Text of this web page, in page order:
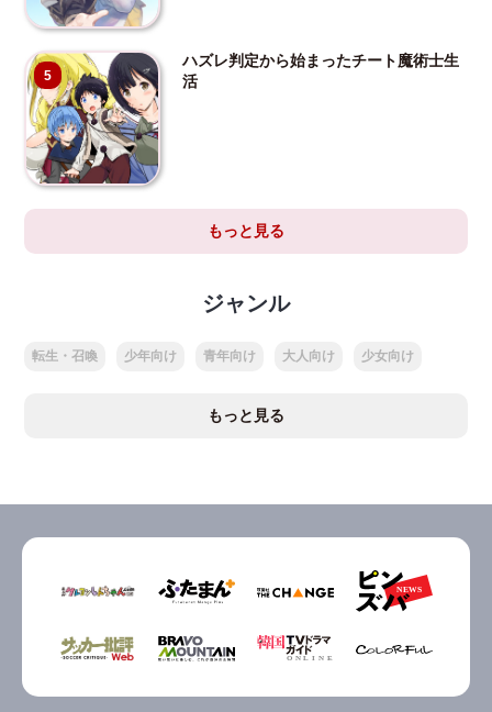
5
ハズレ判定から始まったチート魔術士生
活
もっと見る
ジャンル
転生・召喚 少年向け 青年向け 大人向け 少女向け
もっと見る